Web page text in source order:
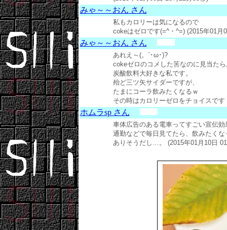
みゃ～～おん さん
私もカロリーは気になるので
cokeはゼロです(=^・^=) (2015年01月
みゃ～～おん さん
あれえ～(。´･ω･)?
cokeゼロのコメした筈なのに見当た
炭酸飲料大好きな私です。
殆ど三ツ矢サイダーですが、
たまにコーラ飲みたくなるｗ
その時はカロリーゼロをチョイスで
ホムラsp さん
車体広告のある電車ってすごい宣伝
通勤などで毎日見てたら、飲みたく
ありそうだし…。 (2015年01月10日